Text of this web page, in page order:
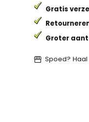
Gratis
Groter
Spoed?